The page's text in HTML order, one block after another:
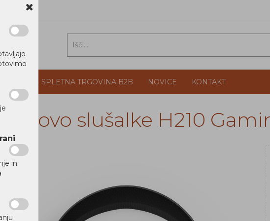
SPLETNA TRGOVINA B2B NOVICE KONTAKT
Lenovo slušalke H210
zaloge
in